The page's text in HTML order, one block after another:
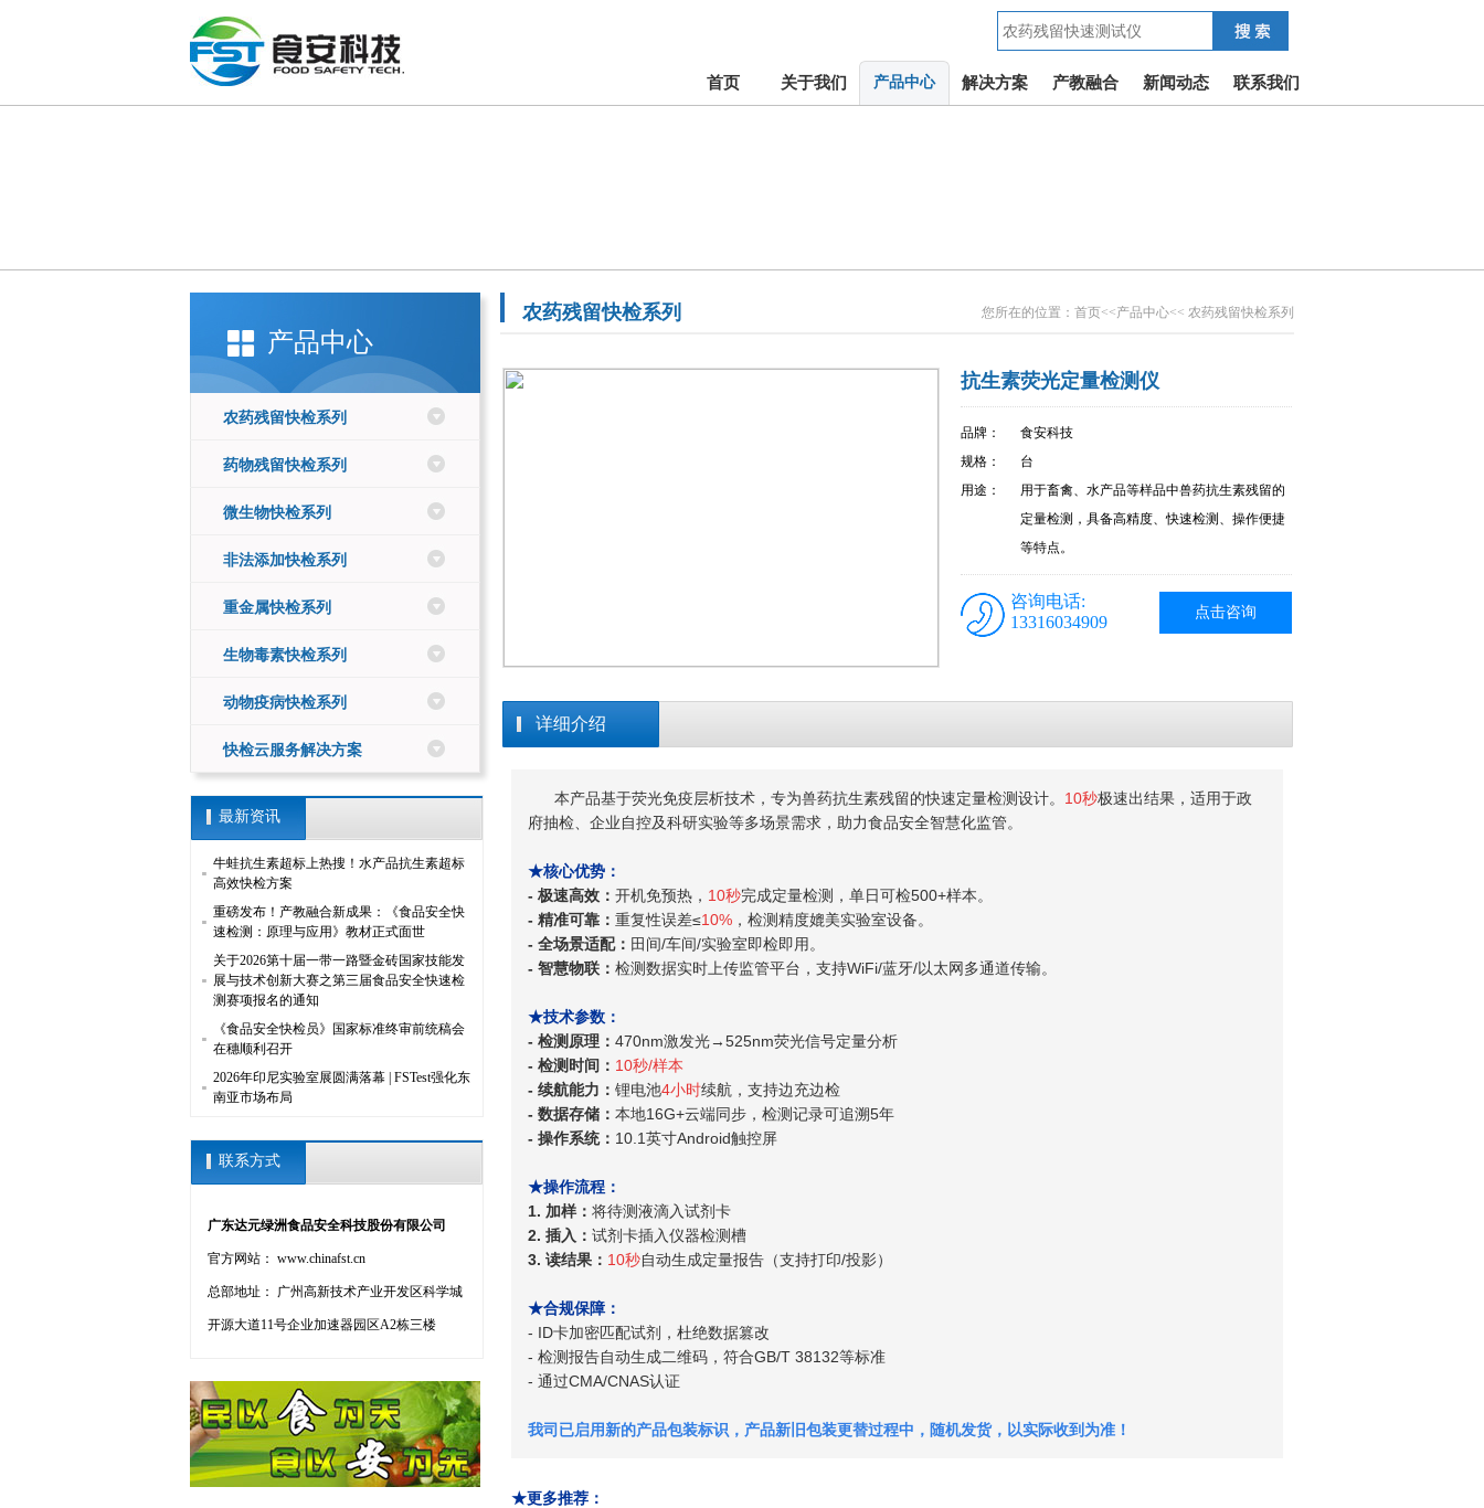
首页 关于我们 产品中心 解决方案 产教融合 新闻动态 联系我们
产品中心
农药残留快检系列
药物残留快检系列
微生物快检系列
非法添加快检系列
重金属快检系列
生物毒素快检系列
动物疫病快检系列
快检云服务解决方案
最新资讯
牛蛙抗生素超标上热搜！水产品抗生素超标
高效快检方案
重磅发布！产教融合新成果：《食品安全快
速检测：原理与应用》教材正式面世
关于2026第十届一带一路暨金砖国家技能发
展与技术创新大赛之第三届食品安全快速检
测赛项报名的通知
《食品安全快检员》国家标准终审前统稿会
在穗顺利召开
2026年印尼实验室展圆满落幕 | FSTest强化东
南亚市场布局
联系方式
广东达元绿洲食品安全科技股份有限公司
官方网站： www.chinafst.cn
总部地址： 广州高新技术产业开发区科学城
开源大道11号企业加速器园区A2栋三楼
您所在的位置： 首页<<产品中心<< 农药残留快检系列
农药残留快检系列
抗生素荧光定量检测仪
品牌：
食安科技
规格：
台
用途：
用于畜禽、水产品等样品中兽药抗生素残留的
定量检测，具备高精度、快速检测、操作便捷
等特点。
点击咨询
咨询电话:
13316034909
详细介绍
本产品基于荧光免疫层析技术，专为兽药抗生素残留的快速定量检测设计。 10秒极速出结果，适用于政
府抽检、企业自控及科研实验等多场景需求，助力食品安全智慧化监管。
★核心优势：
- 极速高效： 开机免预热， 10秒完成定量检测，单日可检500+样本。
- 精准可靠： 重复性误差≤10% ，检测精度媲美实验室设备。
- 全场景适配： 田间/车间/实验室即检即用。
- 智慧物联： 检测数据实时上传监管平台，支持WiFi/蓝牙/以太网多通道传输。
★技术参数：
- 检测原理： 470nm激发光→525nm荧光信号定量分析
- 检测时间： 10秒/样本
- 续航能力： 锂电池4小时续航，支持边充边检
- 数据存储： 本地16G+云端同步，检测记录可追溯5年
- 操作系统： 10.1英寸Android触控屏
★操作流程：
1. 加样： 将待测液滴入试剂卡
2. 插入： 试剂卡插入仪器检测槽
3. 读结果： 10秒自动生成定量报告（支持打印/投影）
★合规保障：
- ID卡加密匹配试剂，杜绝数据篡改
- 检测报告自动生成二维码，符合GB/T 38132等标准
- 通过CMA/CNAS认证
我司已启用新的产品包装标识，产品新旧包装更替过程中，随机发货，以实际收到为准！
★更多推荐：